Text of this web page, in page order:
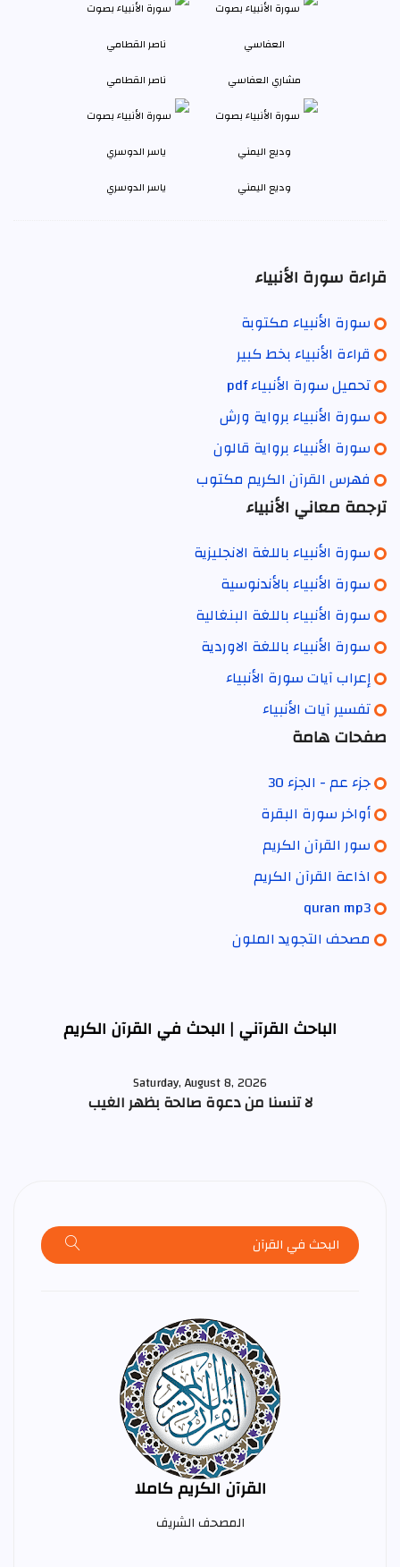
مشاري العفاسي ناصر القطامي
وديع اليمني ياسر الدوسري
قراءة سورة الأنبياء
سورة الأنبياء مكتوبة
قراءة الأنبياء بخط كبير
تحميل سورة الأنبياء pdf
سورة الأنبياء برواية ورش
سورة الأنبياء برواية قالون
فهرس القرآن الكريم مكتوب
ترجمة معاني الأنبياء
سورة الأنبياء باللغة الانجليزية
سورة الأنبياء بالأندنوسية
سورة الأنبياء باللغة البنغالية
سورة الأنبياء باللغة الاوردية
إعراب آيات سورة الأنبياء
تفسير آيات الأنبياء
صفحات هامة
جزء عم - الجزء 30
أواخر سورة البقرة
سور القرآن الكريم
اذاعة القرآن الكريم
quran mp3
مصحف التجويد الملون
الباحث القرآني | البحث في القرآن الكريم
Saturday, August 8, 2026
لا تنسنا من دعوة صالحة بظهر الغيب
القرآن الكريم كاملا
المصحف الشريف